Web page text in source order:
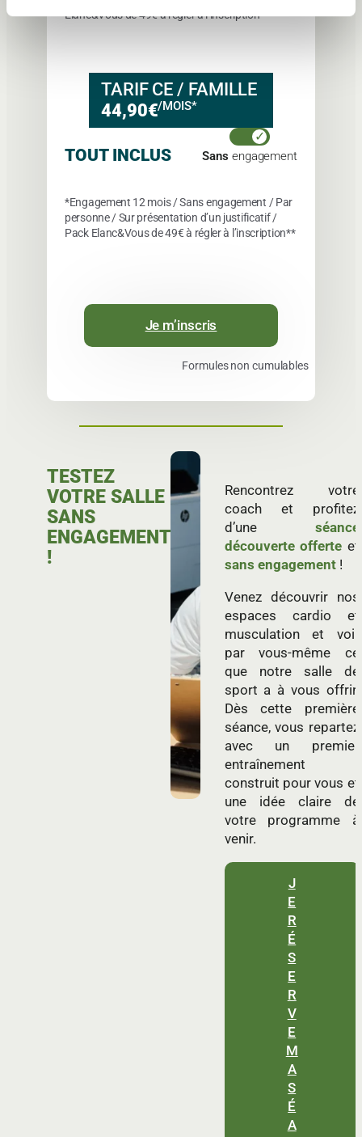
Elanc&Vous de49€à régler à l’inscription**
TARIF CE / FAMILLE
44,90€/MOIS*
TOUT INCLUS Sans engagement
*Engagement 12 mois / Sans engagement / Par
personne / Sur présentation d’un justificatif /
Pack Elanc&Vous de49€à régler à l’inscription**
Je m’inscris
Formules non cumulables
TESTEZ
VOTRE SALLE
SANS
ENGAGEMENT
!
Rencontrez votre
coach et profitez
d’une séance
découverte offerte et
sans engagement!
Venez découvrir nos
espaces cardio et
musculation et voir
par vous-même ce
que notre salle de
sport a à vous offrir.
Dès cette première
séance, vous repartez
avec un premier
entraînement
construit pour vous et
une idée claire de
votre programme à
venir.
J
E
R
É
S
E
R
V
E
M
A
S
É
A